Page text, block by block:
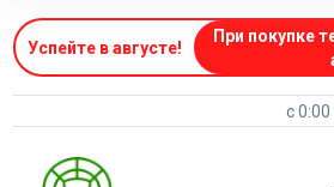
Успейте в августе!
При покупке
с